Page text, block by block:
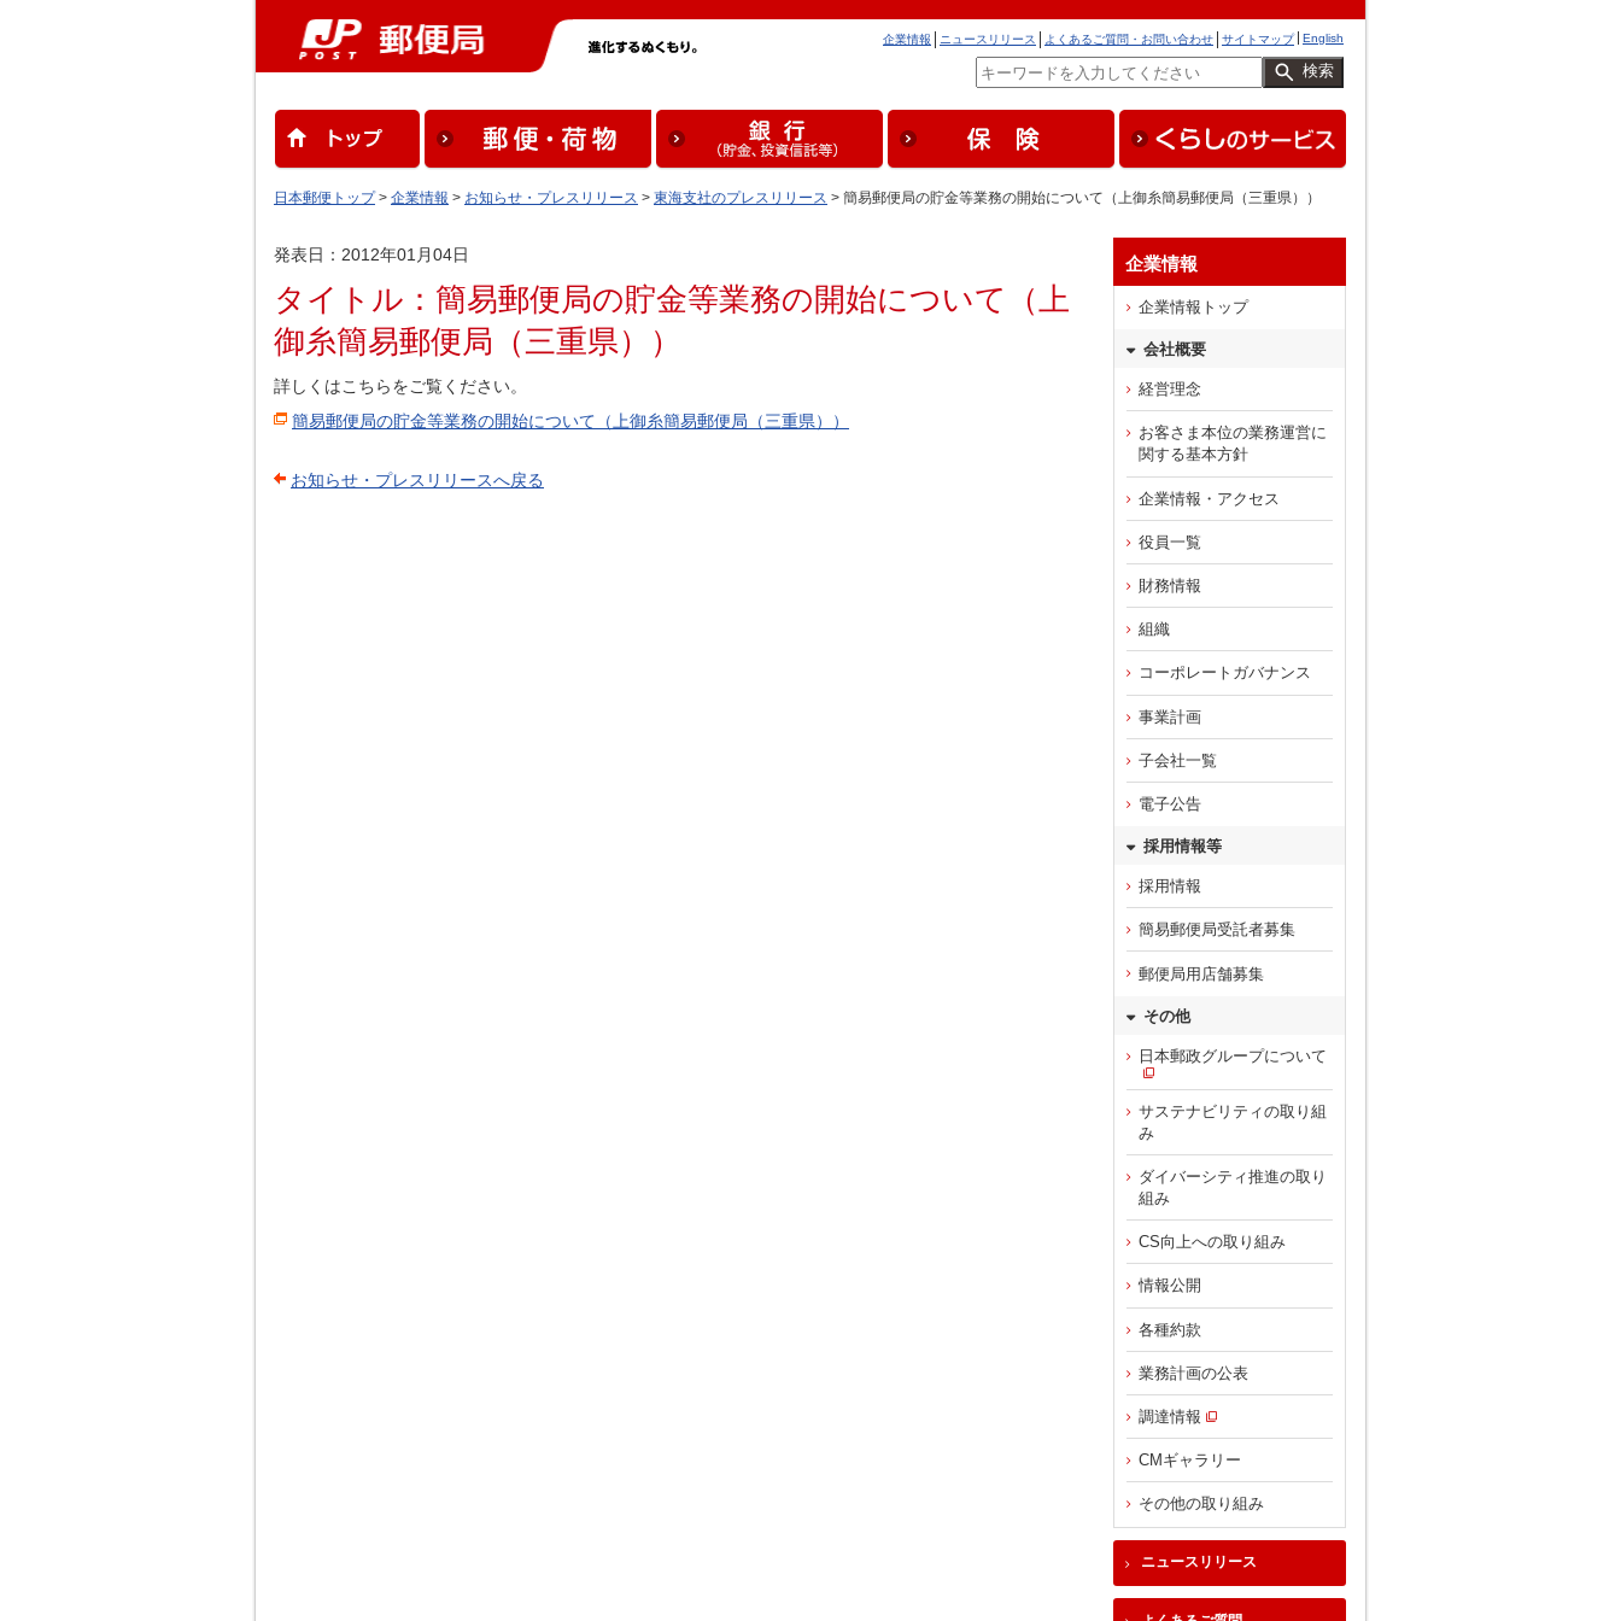
English
サイトマップ
よくあるご質問・お問い合わせ
ニュースリリース
企業情報
検索
日本郵便トップ> 企業情報 > お知らせ・プレスリリース > 東海支社のプレスリリース > 簡易郵便局の貯金等業務の開始について（上御糸簡易郵便局（三重県））
発表日：2012年01月04日
タイトル：簡易郵便局の貯金等業務の開始について（上
御糸簡易郵便局（三重県））
詳しくはこちらをご覧ください。
簡易郵便局の貯金等業務の開始について（上御糸簡易郵便局（三重県））
お知らせ・プレスリリースへ戻る
企業情報
企業情報トップ
会社概要
経営理念
お客さま本位の業務運営に
関する基本方針
企業情報・アクセス
役員一覧
財務情報
組織
コーポレートガバナンス
事業計画
子会社一覧
電子公告
採用情報等
採用情報
簡易郵便局受託者募集
郵便局用店舗募集
その他
日本郵政グループについて
サステナビリティの取り組
み
ダイバーシティ推進の取り
組み
CS向上への取り組み
情報公開
各種約款
業務計画の公表
調達情報
CMギャラリー
その他の取り組み
ニュースリリース